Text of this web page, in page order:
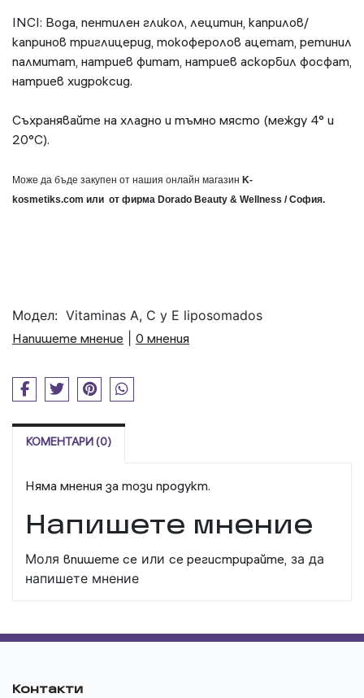
INCI: Вода, пентилен гликол, лецитин, каприлов/
капринов триглицерид, токоферолов ацетат, ретинил
палмитат, натриев фитат, натриев аскорбил фосфат,
натриев хидроксид.
Съхранявайте на хладно и тъмно място (между 4° и
20°С).
Може да бъде закупен от нашия онлайн магазин K-
kosmetiks.com или от фирма Dorado Beauty & Wellness / София.
Модел: Vitaminas A, C y E liposomados
Напишете мнение
0 мнения
КОМЕНТАРИ (0)
Няма мнения за този продукт.
Напишете мнение
Моля впишете се или се регистрирайте, за да
напишете мнение
Контакти